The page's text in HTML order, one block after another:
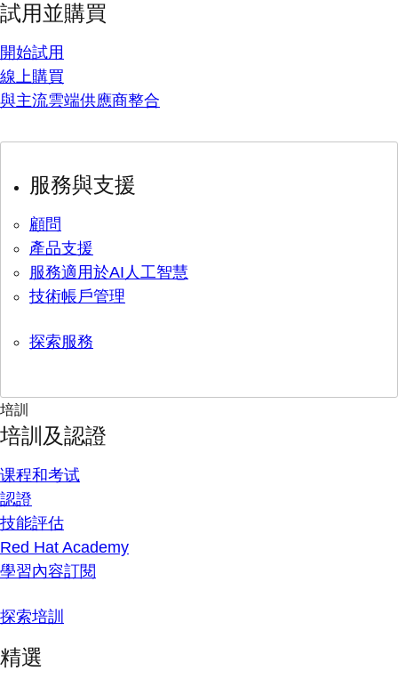
試用並購買
開始試用
線上購買
與主流雲端供應商整合
服務與支援
顧問
產品支援
服務適用於AI人工智慧
技術帳戶管理
探索服務
培訓
培訓及認證
课程和考试
認證
技能評估
Red Hat Academy
學習內容訂閱
探索培訓
精選